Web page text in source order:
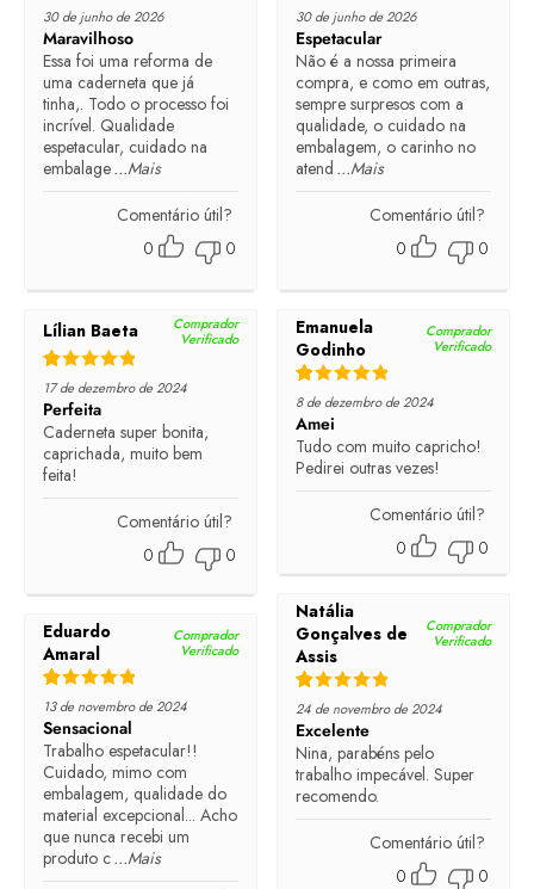
Rated 5out of 5
30 de junho de 2026
Maravilhoso
Essa foi uma reforma de
uma caderneta que já
tinha,. Todo o processo foi
incrível. Qualidade
espetacular, cuidado na
embalage...Mais
Comentário útil?
0
0
Rated 5out of 5
30 de junho de 2026
Espetacular
Não é a nossa primeira
compra, e como em outras,
sempre surpresos com a
qualidade, o cuidado na
embalagem, o carinho no
atend ...Mais
Comentário útil?
0
0
Lílian Baeta
Comprador
Verificado
Rated out of 5
17 de dezembro de 2024
Perfeita
Caderneta super bonita,
caprichada, muito bem
feita!
Comentário útil?
0
0
Emanuela
Godinho
Comprador
Verificado
Rated out of 5
8 de dezembro de 2024
Amei
Tudo com muito capricho!
Pedirei outras vezes!
Comentário útil?
0
0
Natália
Gonçalves de
Assis
Comprador
Verificado
Rated out of 5
24 de novembro de 2024
Excelente
Nina, parabéns pelo
trabalho impecável. Super
recomendo.
Comentário útil?
0
0
Eduardo
Amaral
Comprador
Verificado
Rated out of 5
13 de novembro de 2024
Sensacional
Trabalho espetacular!!
Cuidado, mimo com
embalagem, qualidade do
material excepcional... Acho
que nunca recebi um
produto c...Mais